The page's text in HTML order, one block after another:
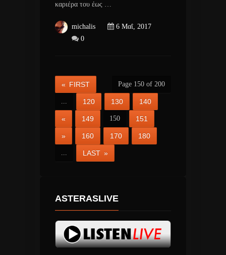
καριέρα του έως …
michalis
6 Μαΐ, 2017
0
Page 150 of 200
« FIRST
... 120 130 140
« 149 150 151
» 160 170 180
... LAST »
ASTERASLIVE